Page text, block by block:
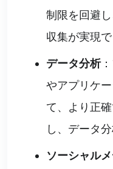
制限を回避
収集が実現で
データ分析
やアプリケ
て、より正
し、データ
ソーシャル